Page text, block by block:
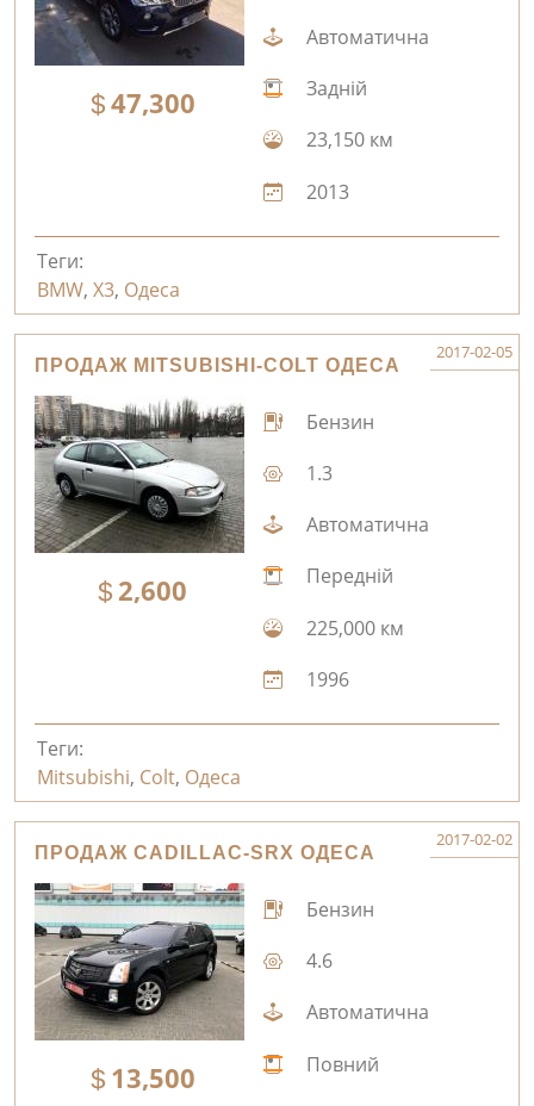
47,300
Автоматична
Задній
23,150 км
2013
Теги:
BMW, X3, Одеса
ПРОДАЖ MITSUBISHI-COLT ОДЕСА
2017-02-05
2,600
Бензин
1.3
Автоматична
Передній
225,000 км
1996
Теги:
Mitsubishi, Colt, Одеса
ПРОДАЖ CADILLAC-SRX ОДЕСА
2017-02-02
13,500
Бензин
4.6
Автоматична
Повний